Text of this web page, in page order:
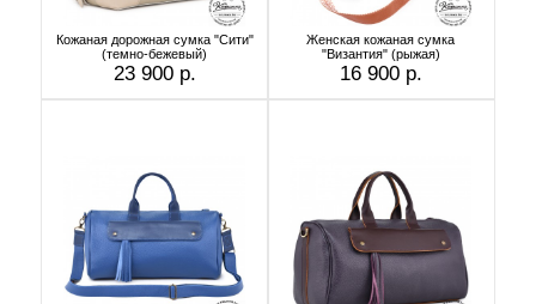
Кожаная дорожная сумка "Сити"
(темно-бежевый)
23 900 р.
Женская кожаная сумка
"Византия" (рыжая)
16 900 р.